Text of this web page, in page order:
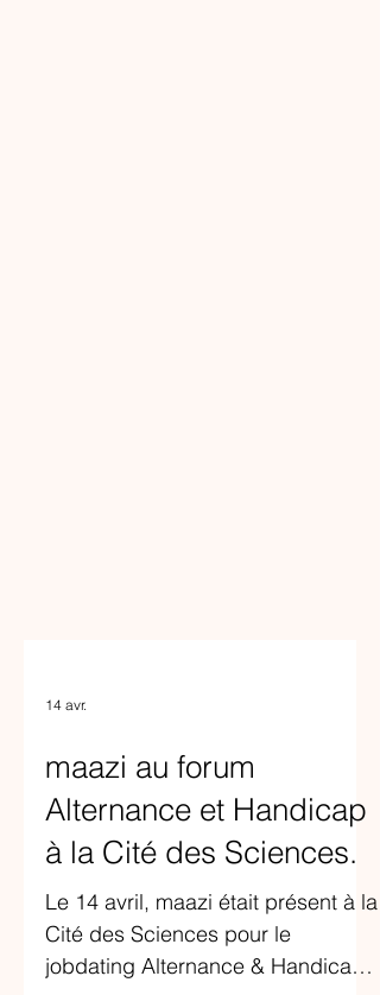
maazi au forum
Alternance et Handicap
à la Cité des Sciences.
Le 14 avril, maazi était présent à la